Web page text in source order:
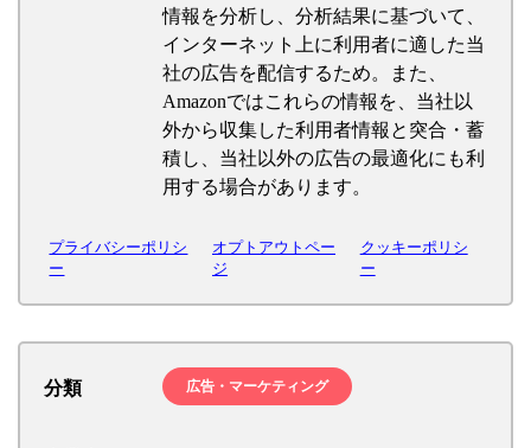
情報を分析し、分析結果に基づいて、
インターネット上に利用者に適した当
社の広告を配信するため。また、
Amazonではこれらの情報を、当社以
外から収集した利用者情報と突合・蓄
積し、当社以外の広告の最適化にも利
用する場合があります。
プライバシーポリシ
ー
オプトアウトペー
ジ
クッキーポリシ
ー
分類 広告・マーケティング